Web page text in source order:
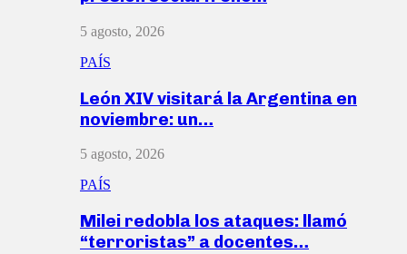
5 agosto, 2026
PAÍS
León XIV visitará la Argentina en
noviembre: un…
5 agosto, 2026
PAÍS
Milei redobla los ataques: llamó
“terroristas” a docentes…